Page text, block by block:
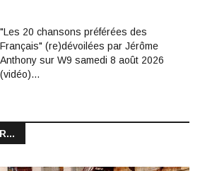
"Les 20 chansons préférées des
Français" (re)dévoilées par Jérôme
Anthony sur W9 samedi 8 août 2026
(vidéo)…